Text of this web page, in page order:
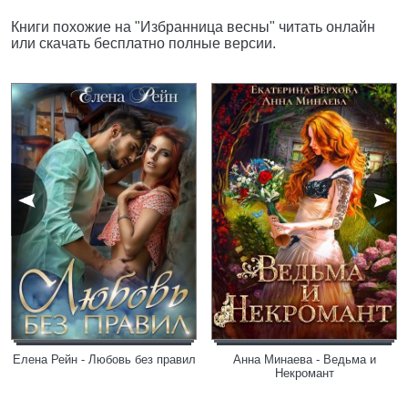
Книги похожие на "Избранница весны" читать онлайн
или скачать бесплатно полные версии.
Елена Рейн - Любовь без правил
Анна Минаева - Ведьма и
Некромант